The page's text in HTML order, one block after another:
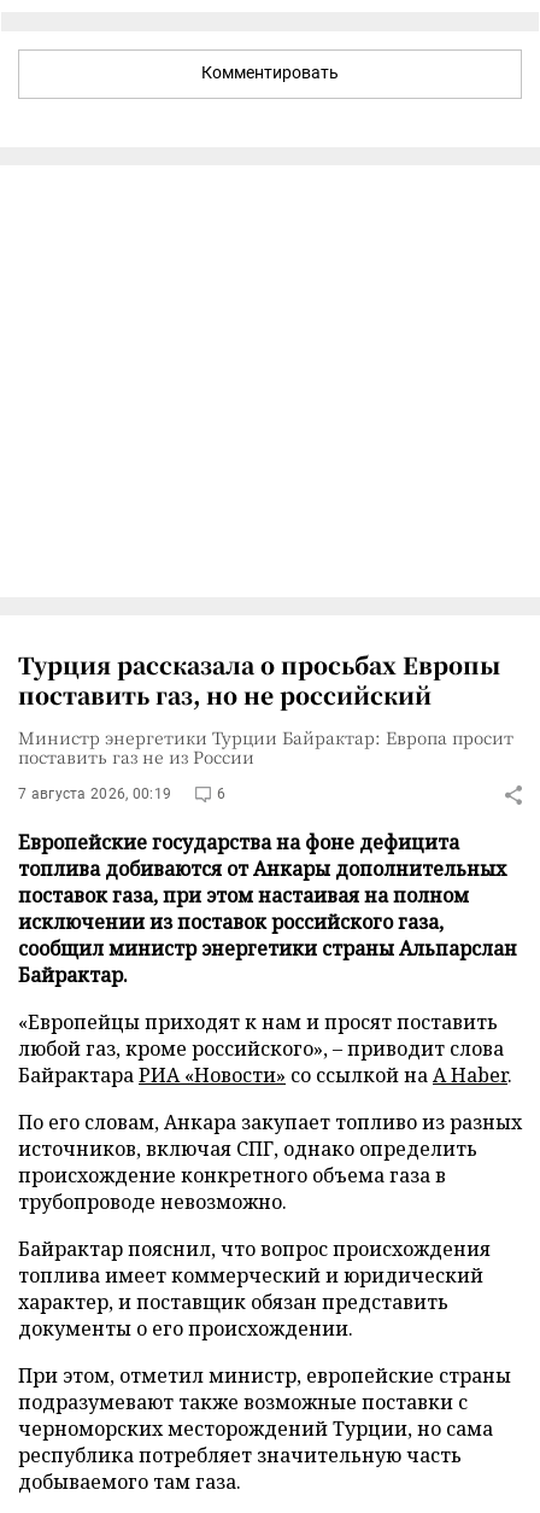
Комментировать
Турция рассказала о просьбах Европы
поставить газ, но не российский
Министр энергетики Турции Байрактар: Европа просит
поставить газ не из России
7 августа 2026, 00:19 6
Европейские государства на фоне дефицита
топлива добиваются от Анкары дополнительных
поставок газа, при этом настаивая на полном
исключении из поставок российского газа,
сообщил министр энергетики страны Альпарслан
Байрактар.
«Европейцы приходят к нам и просят поставить
любой газ, кроме российского», – приводит слова
БайрактараРИА «Новости» со ссылкой наA Haber.
По его словам, Анкара закупает топливо из разных
источников, включая СПГ, однако определить
происхождение конкретного объема газа в
трубопроводе невозможно.
Байрактар пояснил, что вопрос происхождения
топлива имеет коммерческий и юридический
характер, и поставщик обязан представить
документы о его происхождении.
При этом, отметил министр, европейские страны
подразумевают также возможные поставки с
черноморских месторождений Турции, но сама
республика потребляет значительную часть
добываемого там газа.